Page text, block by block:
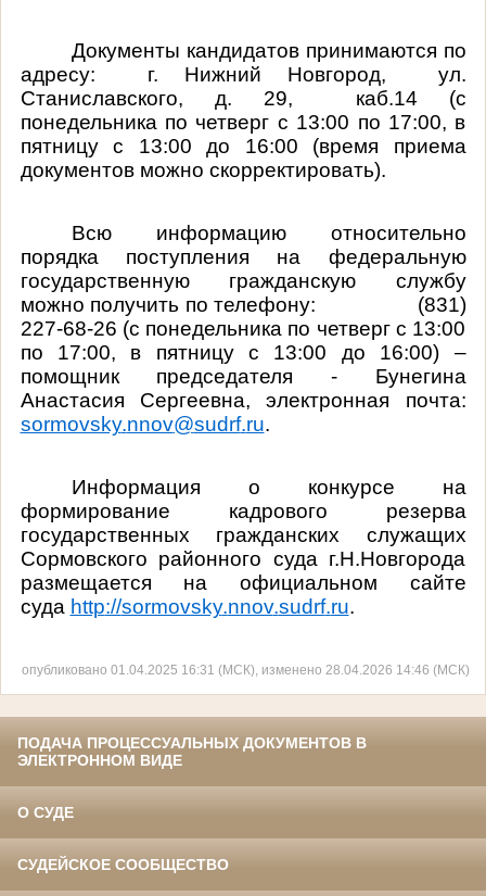
Документы кандидатов принимаются по
адресу: г. Нижний Новгород, ул.
Станиславского, д. 29, каб.14 (с
понедельника по четверг с 13:00 по 17:00, в
пятницу с 13:00 до 16:00 (время приема
документов можно скорректировать).
Всю информацию относительно
порядка поступления на федеральную
государственную гражданскую службу
можно получить по телефону: (831)
227-68-26 (с понедельника по четверг с 13:00
по 17:00, в пятницу с 13:00 до 16:00) –
помощник председателя - Бунегина
Анастасия Сергеевна, электронная почта:
sormovsky.nnov@sudrf.ru.
Информация о конкурсе на
формирование кадрового резерва
государственных гражданских служащих
Сормовского районного суда г.Н.Новгорода
размещается на официальном сайте
суда http://sormovsky.nnov.sudrf.ru.
опубликовано 01.04.2025 16:31 (МСК), изменено 28.04.2026 14:46 (МСК)
ПОДАЧА ПРОЦЕССУАЛЬНЫХ ДОКУМЕНТОВ В
ЭЛЕКТРОННОМ ВИДЕ
О СУДЕ
СУДЕЙСКОЕ СООБЩЕСТВО